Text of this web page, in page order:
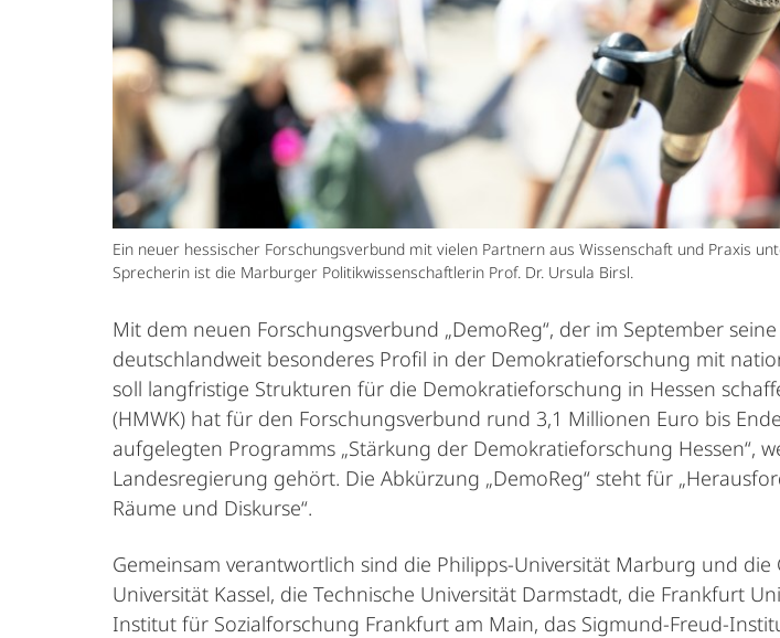
Ein neuer hessischer Forschungsverbund mit vielen Partnern aus Wissenschaft und Praxis
Sprecherin ist die Marburger Politikwissenschaftlerin Prof. Dr. Ursula Birsl.
Mit dem neuen Forschungsverbund „DemoReg“, der im September
deutschlandweit besonderes Profil in der Demokratieforschung mit
soll langfristige Strukturen für die Demokratieforschung in Hessen
(HMWK) hat für den Forschungsverbund rund 3,1 Millionen Euro bis
aufgelegten Programms „Stärkung der Demokratieforschung Hessen“,
Landesregierung gehört. Die Abkürzung „DemoReg“ steht für
Räume und Diskurse“.
Gemeinsam verantwortlich sind die Philipps-Universität Marburg und
Universität Kassel, die Technische Universität Darmstadt, die Frankfurt
Institut für Sozialforschung Frankfurt am Main, das Sigmund-Freud-